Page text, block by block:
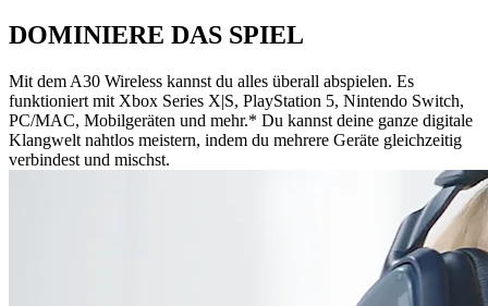
DOMINIERE DAS SPIEL
Mit dem A30 Wireless kannst du alles überall abspielen. Es
funktioniert mit Xbox Series X|S, PlayStation 5, Nintendo Switch,
PC/MAC, Mobilgeräten und mehr.* Du kannst deine ganze digitale
Klangwelt nahtlos meistern, indem du mehrere Geräte gleichzeitig
verbindest und mischst.